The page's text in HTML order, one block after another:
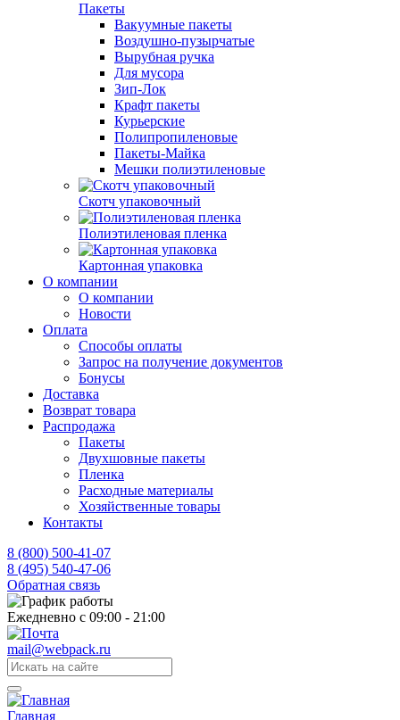
Пакеты
Вакуумные пакеты
Воздушно-пузырчатые
Вырубная ручка
Для мусора
Зип-Лок
Крафт пакеты
Курьерские
Полипропиленовые
Пакеты-Майка
Мешки полиэтиленовые
Скотч упаковочный
Полиэтиленовая пленка
Картонная упаковка
О компании
О компании
Новости
Оплата
Способы оплаты
Запрос на получение документов
Бонусы
Доставка
Возврат товара
Распродажа
Пакеты
Двухшовные пакеты
Пленка
Расходные материалы
Хозяйственные товары
Контакты
8 (800) 500-41-07
8 (495) 540-47-06
Обратная связь
Ежедневно с 09:00 - 21:00
mail@webpack.ru
Главная